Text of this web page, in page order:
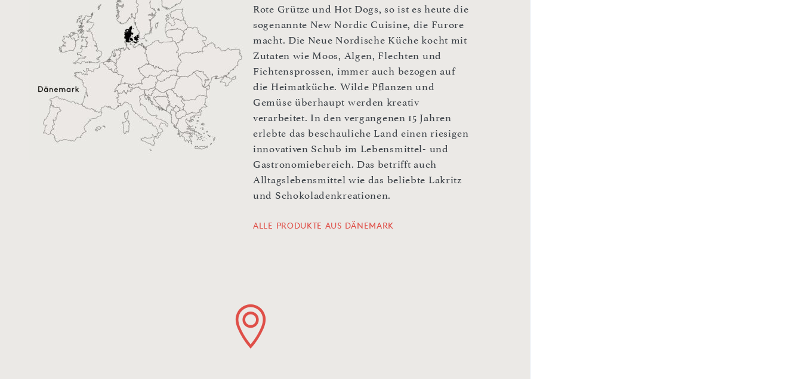
Rote Grütze und Hot Dogs, so ist es heute die
sogenannte New Nordic Cuisine, die Furore
macht. Die Neue Nordische Küche kocht mit
Zutaten wie Moos, Algen, Flechten und
Fichtensprossen, immer auch bezogen auf
die Heimatküche. Wilde Pflanzen und
Gemüse überhaupt werden kreativ
verarbeitet. In den vergangenen 15 Jahren
erlebte das beschauliche Land einen riesigen
innovativen Schub im Lebensmittel- und
Gastronomiebereich. Das betrifft auch
Alltagslebensmittel wie das beliebte Lakritz
und Schokoladenkreationen.
ALLE PRODUKTE AUS DÄNEMARK